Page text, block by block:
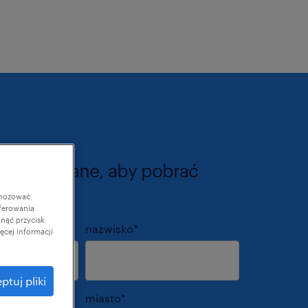
swoje dane, aby pobrać
nazwisko*
miasto*
przycisk
informacji
pliki